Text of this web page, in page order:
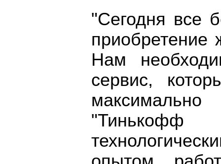
"Сегодня все
Нам
сервис,